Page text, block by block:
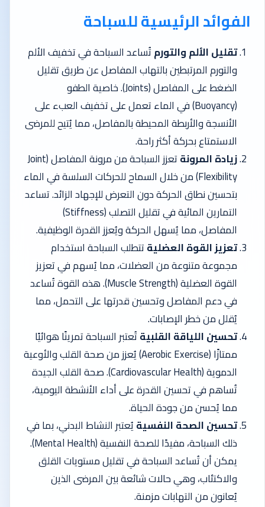
الفوائد الرئيسية للسباحة
تقليل الألم والتورمتُساعد السباحة في تخفيف الألم
والتورم المرتبطين بالتهاب المفاصل عن طريق تقليل
الضغط على المفاصل (Joints). خاصية الطفو
(Buoyancy) في الماء تعمل على تخفيف العبء على
الأنسجة والأربطة المحيطة بالمفاصل، مما يُتيح للمرضى
الاستمتاع بحركة أكثر راحة.
زيادة المرونة
تعزز السباحة من مرونة المفاصل (Joint
Flexibility) من خلال السماح للحركات السلسة في الماء
بتحسين نطاق الحركة دون التعرض للإجهاد الزائد. تساعد
التمارين المائية في تقليل التصلب (Stiffness)
المفاصل، مما يُسهل الحركة ويُعزز القدرة الوظيفية.
تعزيز القوة العضليةتتطلب السباحة استخدام
مجموعة متنوعة من العضلات، مما يُسهم في تعزيز
القوة العضلية (Muscle Strength). هذه القوة تُساعد
في دعم المفاصل وتحسين قدرتها على التحمل، مما
يُقلل من خطر الإصابات.
تحسين اللياقة القلبيةتُعتبر السباحة تمرينًا هوائيًا
ممتازًا (Aerobic Exercise) يُعزز من صحة القلب والأوعية
الدموية (Cardiovascular Health). صحة القلب الجيدة
تُساهم في تحسين القدرة على أداء الأنشطة اليومية،
مما يُحسن من جودة الحياة.
تحسين الصحة النفسيةيُعتبر النشاط البدني، بما في
ذلك السباحة، مفيدًا للصحة النفسية (Mental Health).
يمكن أن تُساعد السباحة في تقليل مستويات القلق
والاكتئاب، وهي حالات شائعة بين المرضى الذين
يُعانون من التهابات مزمنة.